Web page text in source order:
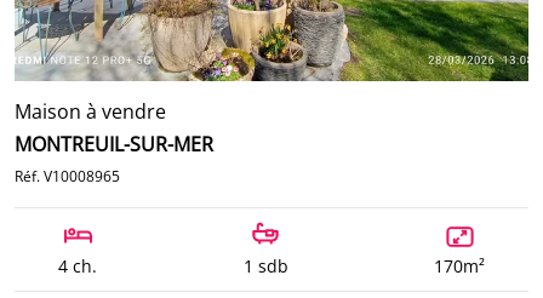
Maison à vendre
MONTREUIL-SUR-MER
Réf. V10008965
4 ch. 1 sdb 170m²